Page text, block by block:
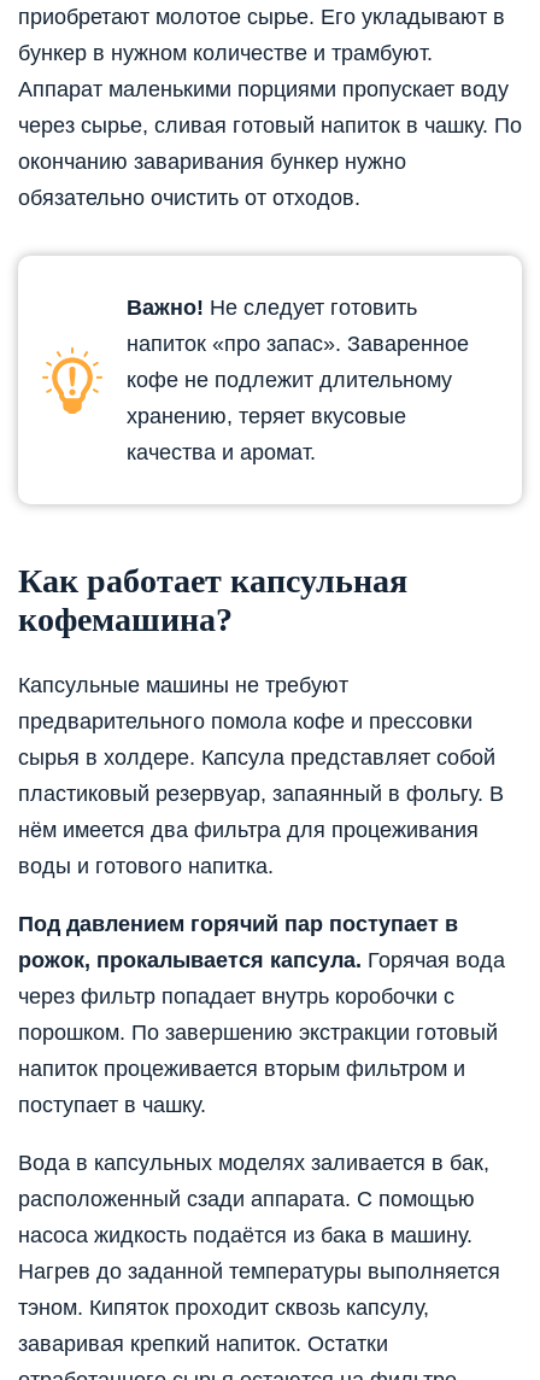
приобретают молотое сырье. Его укладывают в
бункер в нужном количестве и трамбуют.
Аппарат маленькими порциями пропускает воду
через сырье, сливая готовый напиток в чашку. По
окончанию заваривания бункер нужно
обязательно очистить от отходов.
Важно! Не следует готовить
напиток «про запас». Заваренное
кофе не подлежит длительному
хранению, теряет вкусовые
качества и аромат.
Как работает капсульная
кофемашина?
Капсульные машины не требуют
предварительного помола кофе и прессовки
сырья в холдере. Капсула представляет собой
пластиковый резервуар, запаянный в фольгу. В
нём имеется два фильтра для процеживания
воды и готового напитка.
Под давлением горячий пар поступает в
рожок, прокалывается капсула. Горячая вода
через фильтр попадает внутрь коробочки с
порошком. По завершению экстракции готовый
напиток процеживается вторым фильтром и
поступает в чашку.
Вода в капсульных моделях заливается в бак,
расположенный сзади аппарата. С помощью
насоса жидкость подаётся из бака в машину.
Нагрев до заданной температуры выполняется
тэном. Кипяток проходит сквозь капсулу,
заваривая крепкий напиток. Остатки